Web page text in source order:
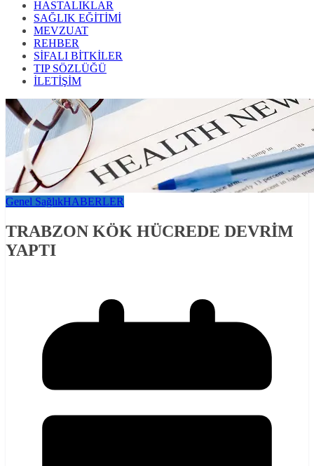
HASTALIKLAR
SAĞLIK EĞİTİMİ
MEVZUAT
REHBER
SİFALI BİTKİLER
TIP SÖZLÜĞÜ
İLETİŞİM
Genel SağlıkHABERLER
TRABZON KÖK HÜCREDE DEVRİM
YAPTI